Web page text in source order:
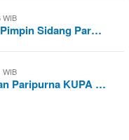
WIB
Sidang Par…
WIB
Paripurna KUPA …